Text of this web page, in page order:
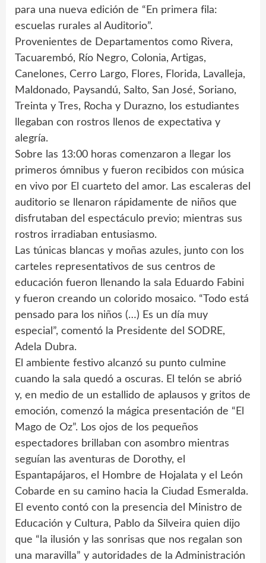
para una nueva edición de “En primera fila:
escuelas rurales al Auditorio”.
Provenientes de Departamentos como Rivera,
Tacuarembó, Río Negro, Colonia, Artigas,
Canelones, Cerro Largo, Flores, Florida, Lavalleja,
Maldonado, Paysandú, Salto, San José, Soriano,
Treinta y Tres, Rocha y Durazno, los estudiantes
llegaban con rostros llenos de expectativa y
alegría.
Sobre las 13:00 horas comenzaron a llegar los
primeros ómnibus y fueron recibidos con música
en vivo por El cuarteto del amor. Las escaleras del
auditorio se llenaron rápidamente de niños que
disfrutaban del espectáculo previo; mientras sus
rostros irradiaban entusiasmo.
Las túnicas blancas y moñas azules, junto con los
carteles representativos de sus centros de
educación fueron llenando la sala Eduardo Fabini
y fueron creando un colorido mosaico. “Todo está
pensado para los niños (…) Es un día muy
especial”, comentó la Presidente del SODRE,
Adela Dubra.
El ambiente festivo alcanzó su punto culmine
cuando la sala quedó a oscuras. El telón se abrió
y, en medio de un estallido de aplausos y gritos de
emoción, comenzó la mágica presentación de “El
Mago de Oz”. Los ojos de los pequeños
espectadores brillaban con asombro mientras
seguían las aventuras de Dorothy, el
Espantapájaros, el Hombre de Hojalata y el León
Cobarde en su camino hacia la Ciudad Esmeralda.
El evento contó con la presencia del Ministro de
Educación y Cultura, Pablo da Silveira quien dijo
que “la ilusión y las sonrisas que nos regalan son
una maravilla” y autoridades de la Administración